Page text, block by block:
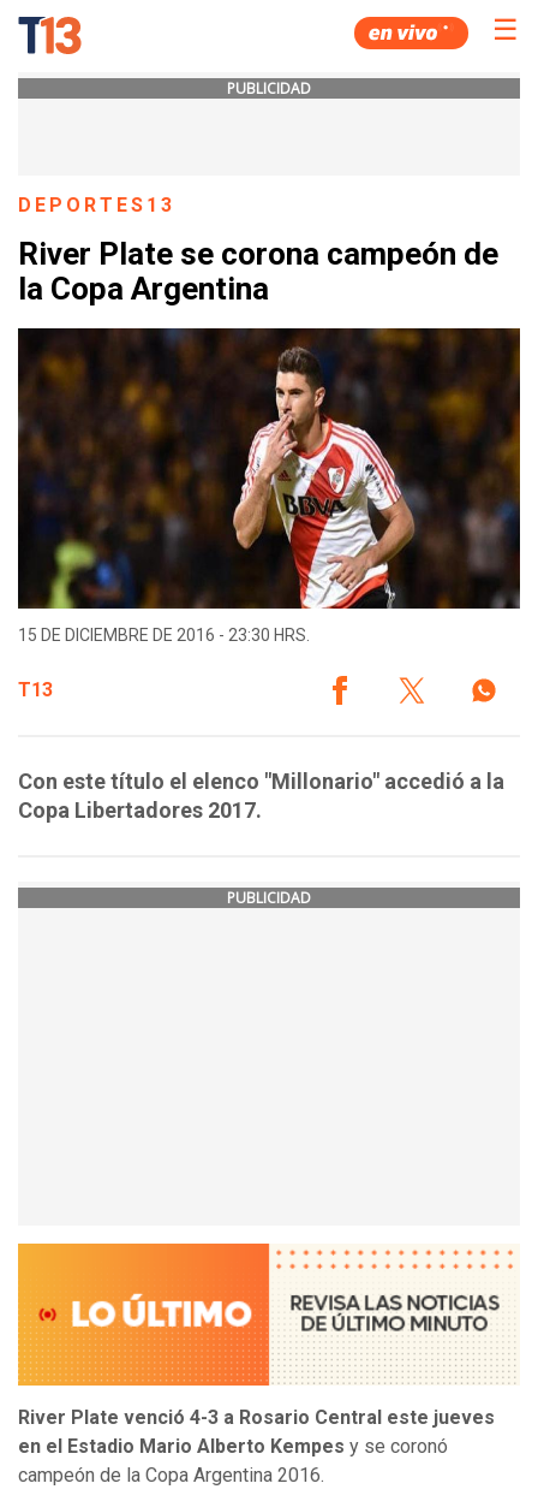
☰
PUBLICIDAD
DEPORTES13
River Plate se corona campeón de
la Copa Argentina
15 DE DICIEMBRE DE 2016 - 23:30 HRS.
T13
Con este título el elenco "Millonario" accedió a la
Copa Libertadores 2017.
PUBLICIDAD
River Plate venció 4-3 a Rosario Central este jueves
en el Estadio Mario Alberto Kempes y se coronó
campeón de la Copa Argentina 2016.